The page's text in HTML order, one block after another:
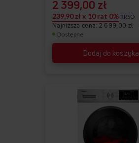
Dodaj do koszyka
2 399,00 zł
239,90 zł x 10 rat 0% RRSO
Najniższa cena: 2 699,00 zł
Dostępne